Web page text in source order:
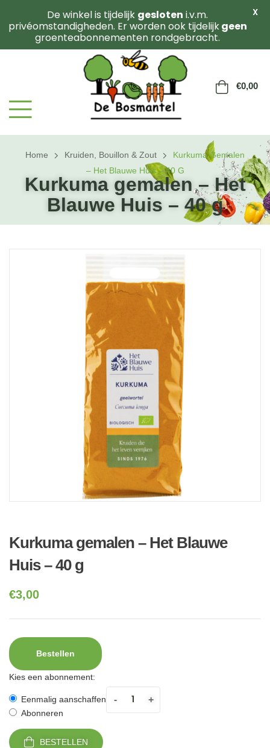
€0,00
Home Kruiden, Bouillon & Zout
Kurkuma Gemalen
– Het Blauwe Huis – 40 G
Kurkuma gemalen – Het
Blauwe Huis – 40 g
Kurkuma gemalen – Het Blauwe
Huis – 40 g
€3,00
Bestellen
Kies een abonnement:
Eenmalig aanschaffen
Abonneren
- +
BESTELLEN
De winkel is tijdelijk gesloten i.v.m.
privéomstandigheden. Er worden ook tijdelijkgeen
groenteabonnementen rondgebracht.
X